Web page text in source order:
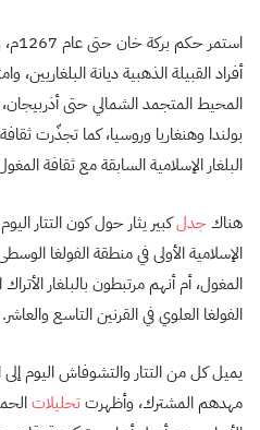
استمر حكم بركة خان حتى عام 1267م، وخلال فترة حكمه
أفراد القبيلة الذهبية ديانة
المحيط المتجمد الشمالي حتى
بولندا وهنغاريا وروسيا، كما تجذّرت
البلغار الإسلامية السابقة مع ثقافة المغول
هناكجدلكبير يثار حول كون التتار
الإسلامية الأولى في منطقة الفولغا
المغول، أم أنهم مرتبطون بالبلغار
الفولغا العلوي في القرنين التاسع والعاشر.
يميل كل من التتار والتشوفاش اليوم إلى
مهدهم المشترك، وأظهرتتحليلات